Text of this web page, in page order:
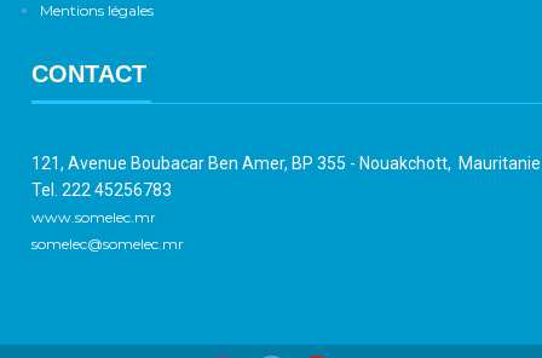
Mentions légales
CONTACT
121, Avenue Boubacar Ben Amer, BP 355 - Nouakchott,
Tel. 222 45256783
www.somelec.mr
somelec@somelec.mr